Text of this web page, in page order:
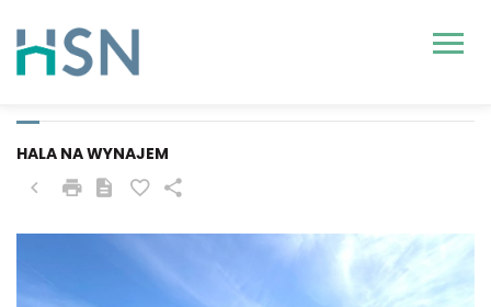
DOBRA (SZCZECIŃSKA),
MIERZYN
HALA NA WYNAJEM